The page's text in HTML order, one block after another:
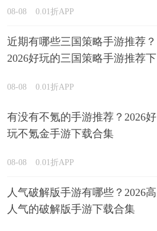
08-08 0.01折APP
近期有哪些三国策略手游推荐？
2026好玩的三国策略手游推荐下
08-08 0.01折APP
有没有不氪的手游推荐？2026好
玩不氪金手游下载合集
08-08 0.01折APP
人气破解版手游有哪些？2026高
人气的破解版手游下载合集